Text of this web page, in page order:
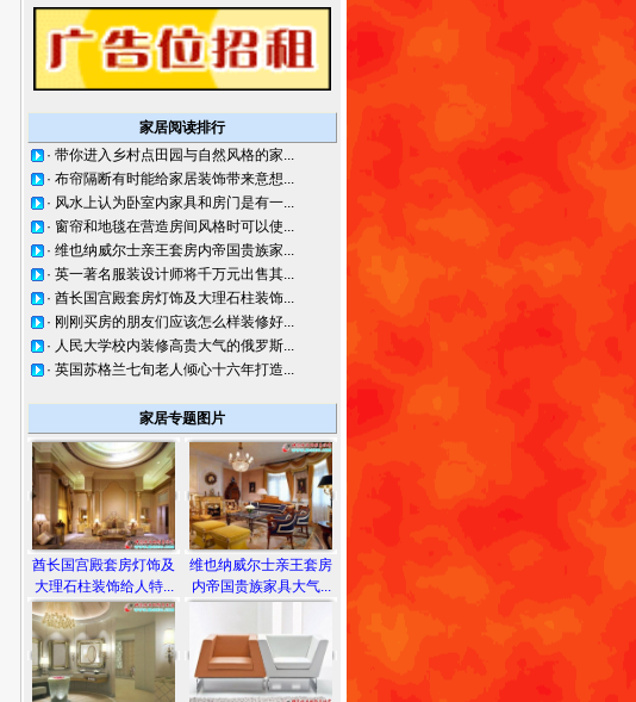
家居阅读排行
· 带你进入乡村点田园与自然风格的家...
· 布帘隔断有时能给家居装饰带来意想...
· 风水上认为卧室内家具和房门是有一...
· 窗帘和地毯在营造房间风格时可以使...
· 维也纳威尔士亲王套房内帝国贵族家...
· 英一著名服装设计师将千万元出售其...
· 酋长国宫殿套房灯饰及大理石柱装饰...
· 刚刚买房的朋友们应该怎么样装修好...
· 人民大学校内装修高贵大气的俄罗斯...
· 英国苏格兰七旬老人倾心十六年打造...
家居专题图片
酋长国宫殿套房灯饰及
大理石柱装饰给人特...
维也纳威尔士亲王套房
内帝国贵族家具大气...